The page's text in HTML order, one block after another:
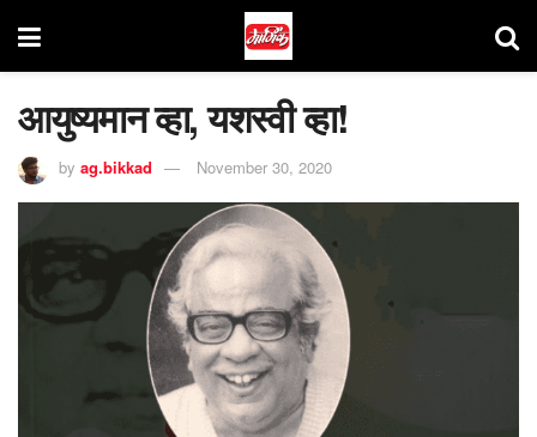
आयुष्यमान व्हा, यशस्वी व्हा!
by ag.bikkad November 30, 2020